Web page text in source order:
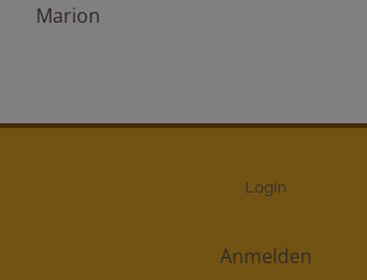
Marion
Login
Anmelden